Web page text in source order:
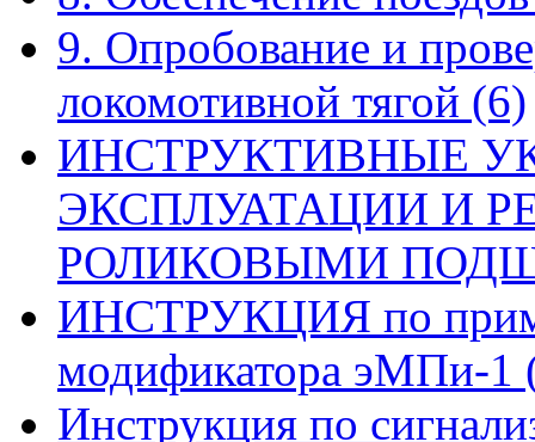
9. Опробование и
локомотивной тягой (6)
ИНСТРУКТИВНЫЕ
ЭКСПЛУАТАЦИИ И
РОЛИКОВЫМИ
ИНСТРУКЦИЯ по
модификатора эМПи-1
Инструкция по